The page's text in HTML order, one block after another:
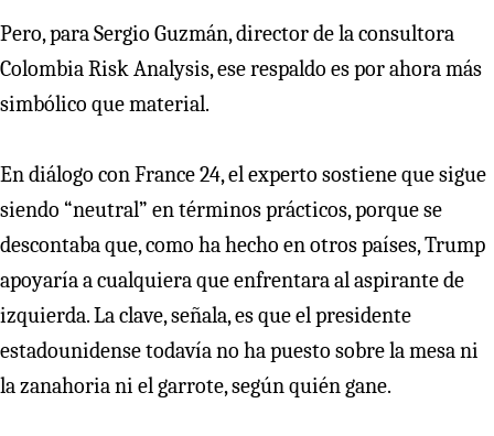
Pero, para Sergio Guzmán, director de la consultora
Colombia Risk Analysis, ese respaldo es por ahora más
simbólico que material.
En diálogo con France 24, el experto sostiene que sigue
siendo “neutral” en términos prácticos, porque se
descontaba que, como ha hecho en otros países, Trump
apoyaría a cualquiera que enfrentara al aspirante de
izquierda. La clave, señala, es que el presidente
estadounidense todavía no ha puesto sobre la mesa ni
la zanahoria ni el garrote, según quién gane.